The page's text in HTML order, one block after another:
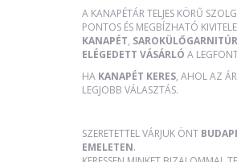
A KANAPÉTÁR TELJES KÖRŰ
PONTOS ÉS MEGBÍZHATÓ
KANAPÉT,
ELÉGEDETT VÁSÁRLÓ A
HA KANAPÉT KERES, AHOL AZ
LEGJOBB VÁLASZTÁS.
SZERETETTEL VÁRJUK ÖNT
EMELETEN.